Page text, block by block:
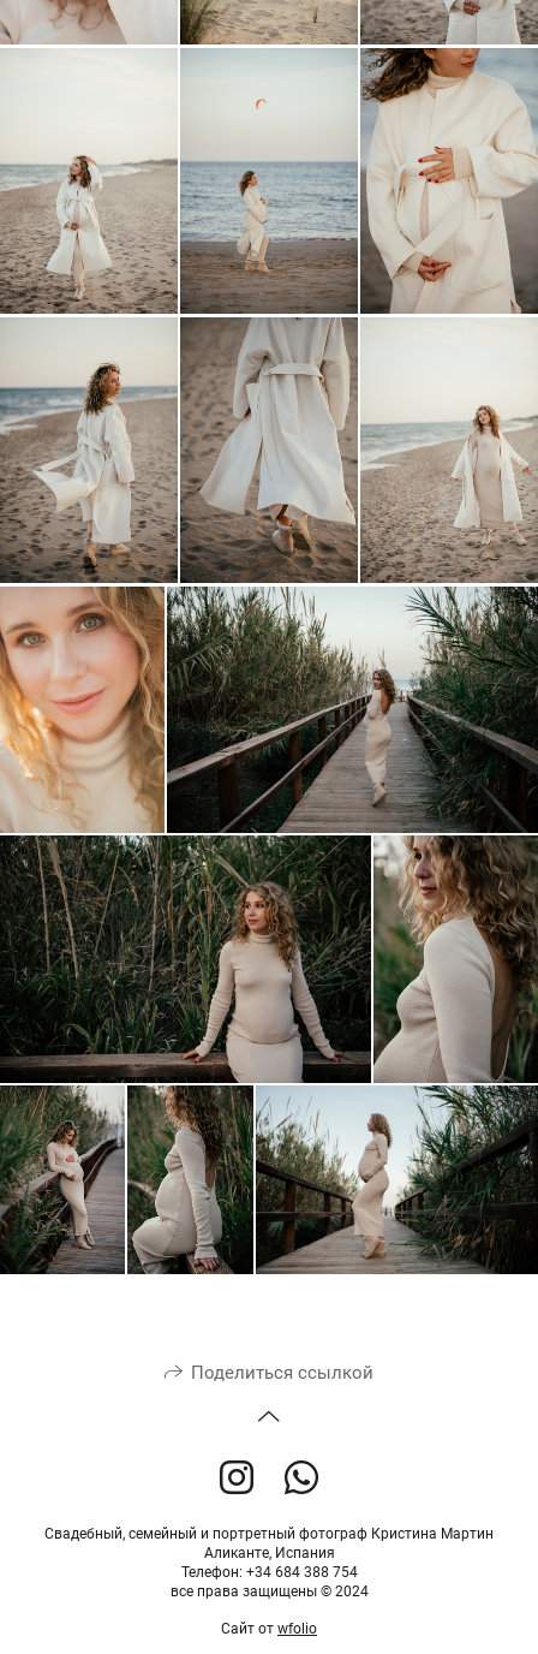
Поделиться ссылкой
Свадебный, семейный и портретный фотограф Кристина Мартин
Аликанте, Испания
Телефон: +34 684 388 754
все права защищены © 2024
Сайт от wfolio